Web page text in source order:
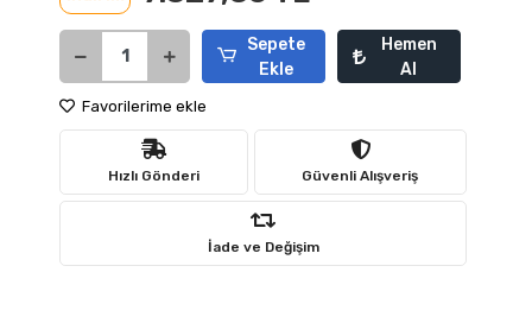
Sepete
Ekle
Hemen
Al
Favorilerime ekle
Hızlı Gönderi Güvenli Alışveriş
İade ve Değişim